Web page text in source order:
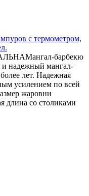
с термометром,
барбекю
надежный мангал-
лет. Надежная
усилением по всей
жаровни
длина со столиками